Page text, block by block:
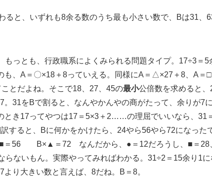
ると、いずれも8余る数のうち最も小さい数で、Bは31
っとも、行政職系によくみられる問題タイプ。17÷3＝
、A＝〇×18＋8っていえる。同様にA＝△×27＋8、A＝
とだよね。そこで18、27、45の最小公倍数を求めると
31をBで割ると、なんやかんやの商がたって、余りが
のとき17ってやつは17＝5×3＋2……の理屈でいいなら
と、Bに何かをかけたら、24やら56やら72になった
＝56 B×▲＝72 なんだから、●＝12だろうし、■＝28
らないもん。実際やってみればわかる。31÷2＝15余り1
り大きい数と言えば、8だね。B＝8。